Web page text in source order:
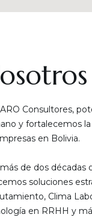
Consultores,
y fortalecemos
en Bolivia.
de dos décadas
soluciones
Clima
en RRHH y